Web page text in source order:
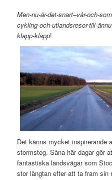
Men-nu-är-det-snart–vår-och-
cykling-och-utlandsresor-till-
klapp-klapp!
Det känns mycket inspirerande
stormsteg. Såna här dagar gör
fantastiska landsvägar som
stor längtan efter att ta fram sin